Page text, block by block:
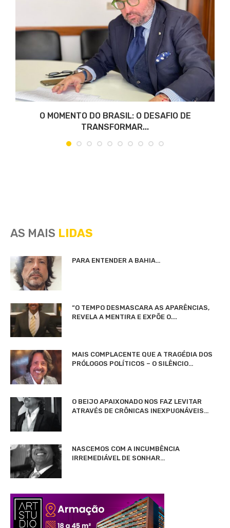
O MOMENTO DO BRASIL: O DESAFIO DE
TRANSFORMAR...
AS MAIS LIDAS
PARA ENTENDER A BAHIA…
“O TEMPO DESMASCARA AS APARÊNCIAS,
REVELA A MENTIRA E EXPÕE O...
MAIS COMPLACENTE QUE A TRAGÉDIA DOS
PRÓLOGOS POLÍTICOS – O SILÊNCIO…
O BEIJO APAIXONADO NOS FAZ LEVITAR
ATRAVÉS DE CRÔNICAS INEXPUGNÁVEIS…
NASCEMOS COM A INCUMBÊNCIA
IRREMEDIÁVEL DE SONHAR…